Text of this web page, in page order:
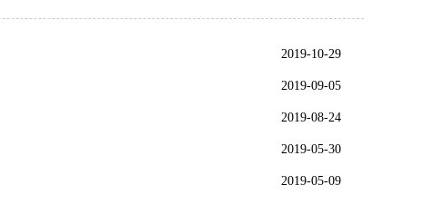
2019-10-29
2019-09-05
2019-08-24
2019-05-30
2019-05-09